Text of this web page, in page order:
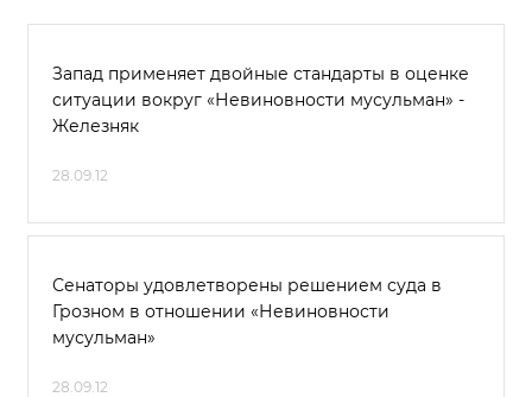
Запад применяет двойные стандарты в оценке
ситуации вокруг «Невиновности мусульман» -
Железняк
28.09.12
Сенаторы удовлетворены решением суда в
Грозном в отношении «Невиновности
мусульман»
28.09.12